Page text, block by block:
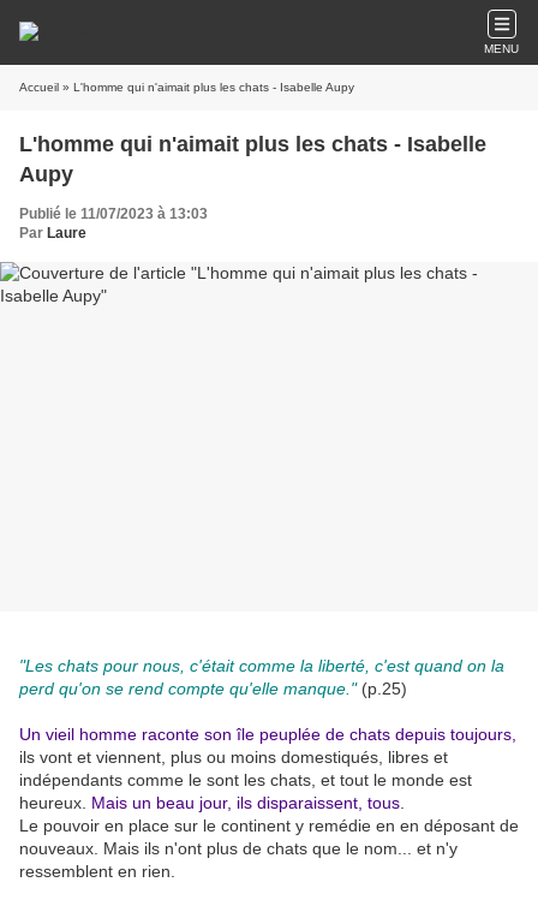
MENU
Accueil » L'homme qui n'aimait plus les chats - Isabelle Aupy
L'homme qui n'aimait plus les chats - Isabelle
Aupy
Publié le 11/07/2023 à 13:03
Par Laure
"Les chats pour nous, c'était comme la liberté, c'est quand on la
perd qu'on se rend compte qu'elle manque."(p.25)
Un vieil homme raconte son île peuplée de chats depuis toujours,
ils vont et viennent, plus ou moins domestiqués, libres et
indépendants comme le sont les chats, et tout le monde est
heureux. Mais un beau jour, ils disparaissent, tous
Le pouvoir en place sur le continent y remédie en en déposant de
nouveaux. Mais ils n'ont plus de chats que le nom... et n'y
ressemblent en rien.